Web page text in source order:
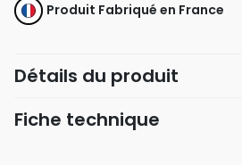
Produit Fabriqué en France
Détails du produit
Fiche technique